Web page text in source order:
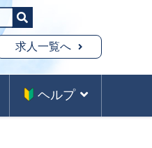
求人一覧へ
ヘルプ